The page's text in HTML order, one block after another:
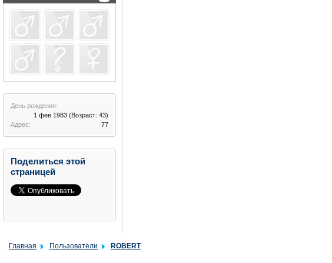
День рождения:
1 фев 1983 (Возраст: 43)
Адрес:
77
Поделиться этой
страницей
Главная Пользователи ROBERT